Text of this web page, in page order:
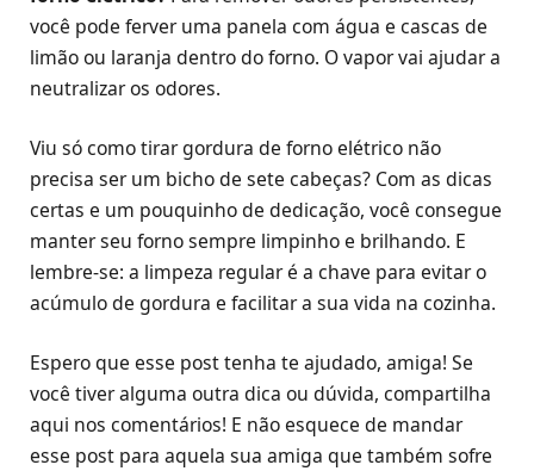
você pode ferver uma panela com água e cascas de
limão ou laranja dentro do forno. O vapor vai ajudar a
neutralizar os odores.
Viu só como tirar gordura de forno elétrico não
precisa ser um bicho de sete cabeças? Com as dicas
certas e um pouquinho de dedicação, você consegue
manter seu forno sempre limpinho e brilhando. E
lembre-se: a limpeza regular é a chave para evitar o
acúmulo de gordura e facilitar a sua vida na cozinha.
Espero que esse post tenha te ajudado, amiga! Se
você tiver alguma outra dica ou dúvida, compartilha
aqui nos comentários! E não esquece de mandar
esse post para aquela sua amiga que também sofre